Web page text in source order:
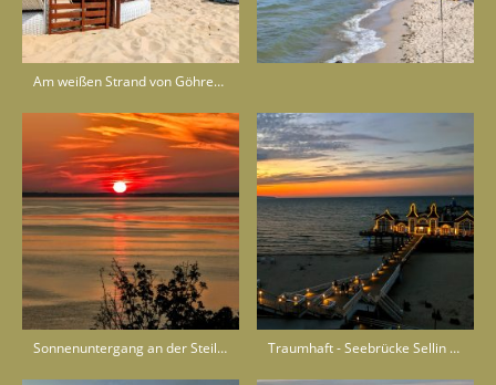
Am weißen Strand von Göhren - Insel Rügen
Sonnenuntergang an der Steilküste Lohme Traumhaft - Seebrücke Sellin - Insel Rügen